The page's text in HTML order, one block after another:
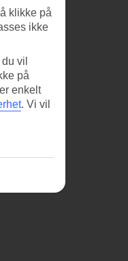
klikke på
ikke
vil
på
enkelt
. Vi vil